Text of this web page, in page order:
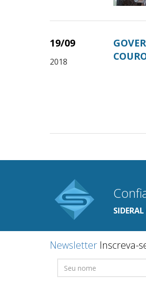
19/09
2018
Newsletter Inscreva-